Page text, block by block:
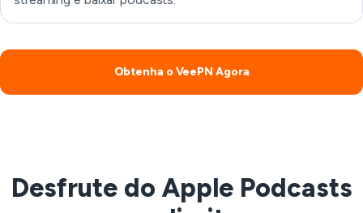
Obtenha o VeePN Agora
Desfrute do Apple Podcasts